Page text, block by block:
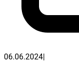
06.06.2024|